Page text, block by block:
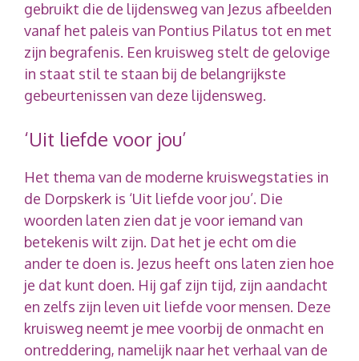
gebruikt die de lijdensweg van Jezus afbeelden
vanaf het paleis van Pontius Pilatus tot en met
zijn begrafenis. Een kruisweg stelt de gelovige
in staat stil te staan bij de belangrijkste
gebeurtenissen van deze lijdensweg.
‘Uit liefde voor jou’
Het thema van de moderne kruiswegstaties in
de Dorpskerk is ‘Uit liefde voor jou’. Die
woorden laten zien dat je voor iemand van
betekenis wilt zijn. Dat het je echt om die
ander te doen is. Jezus heeft ons laten zien hoe
je dat kunt doen. Hij gaf zijn tijd, zijn aandacht
en zelfs zijn leven uit liefde voor mensen. Deze
kruisweg neemt je mee voorbij de onmacht en
ontreddering, namelijk naar het verhaal van de